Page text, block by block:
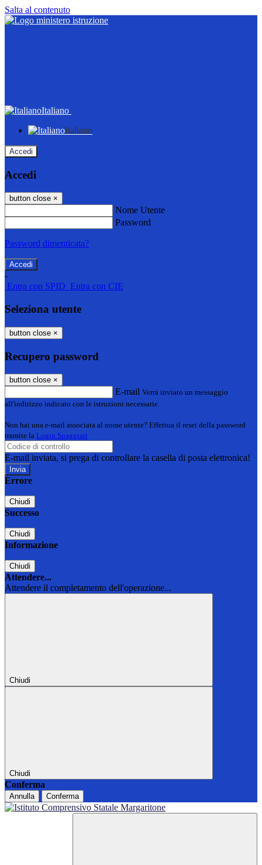
Salta al contenuto
Italiano
Italiano
Accedi
Accedi
button close ×
Nome Utente
Password
Password dimenticata?
-
Entra con SPID Entra con CIE
Seleziona utente
button close ×
Recupero password
button close ×
E-mail Verrà inviato un messaggio
all'indirizzo indicato con le istruzioni necessarie.
Non hai una e-mail associata al nome utente? Effettua il reset della password
tramite la Login Spaggiari
E-mail inviata, si prega di controllare la casella di posta elettronica!
Errore
Chiudi
Successo
Chiudi
Informazione
Chiudi
Attendere...
Attendere il completamento dell'operazione...
Chiudi
Chiudi
Conferma
Annulla Conferma